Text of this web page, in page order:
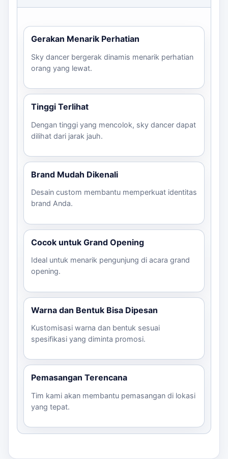
Gerakan Menarik Perhatian
Sky dancer bergerak dinamis menarik perhatian
orang yang lewat.
Tinggi Terlihat
Dengan tinggi yang mencolok, sky dancer dapat
dilihat dari jarak jauh.
Brand Mudah Dikenali
Desain custom membantu memperkuat identitas
brand Anda.
Cocok untuk Grand Opening
Ideal untuk menarik pengunjung di acara grand
opening.
Warna dan Bentuk Bisa Dipesan
Kustomisasi warna dan bentuk sesuai
spesifikasi yang diminta promosi.
Pemasangan Terencana
Tim kami akan membantu pemasangan di lokasi
yang tepat.